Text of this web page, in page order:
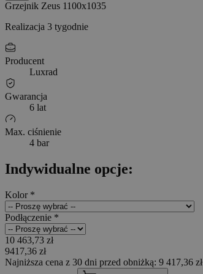
Grzejnik Zeus 1100x1035
Realizacja 3 tygodnie
Producent
Luxrad
Gwarancja
6 lat
Max. ciśnienie
4 bar
Indywidualne opcje:
Kolor *
Podłączenie *
10 463,73 zł
9417,36 zł
Najniższa cena z 30 dni przed obniżką: 9 417,36 zł